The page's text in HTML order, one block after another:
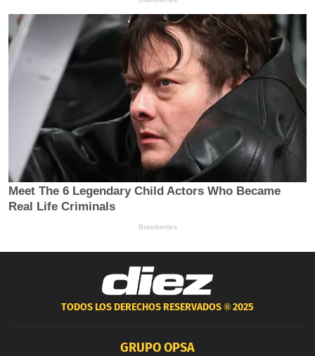
TODOS LOS DERECHOS RESERVADOS ®2025
GRUPO OPSA